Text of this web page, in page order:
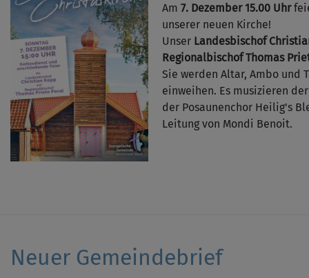
Am 7. Dezember 15.00 Uhr
unserer neuen Kirche!
Unser Landesbischof
Regionalbischof Thomas
Sie werden Altar, Ambo und
einweihen. Es musizieren
der Posaunenchor Heilig's
Leitung von Mondi Benoit.
Neuer Gemeindebrief